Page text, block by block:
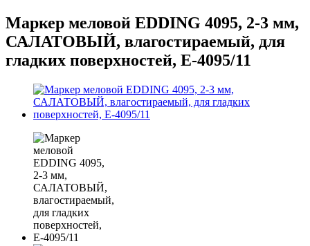
Маркер меловой EDDING 4095, 2-3 мм,
САЛАТОВЫЙ, влагостираемый, для
гладких поверхностей, E-4095/11